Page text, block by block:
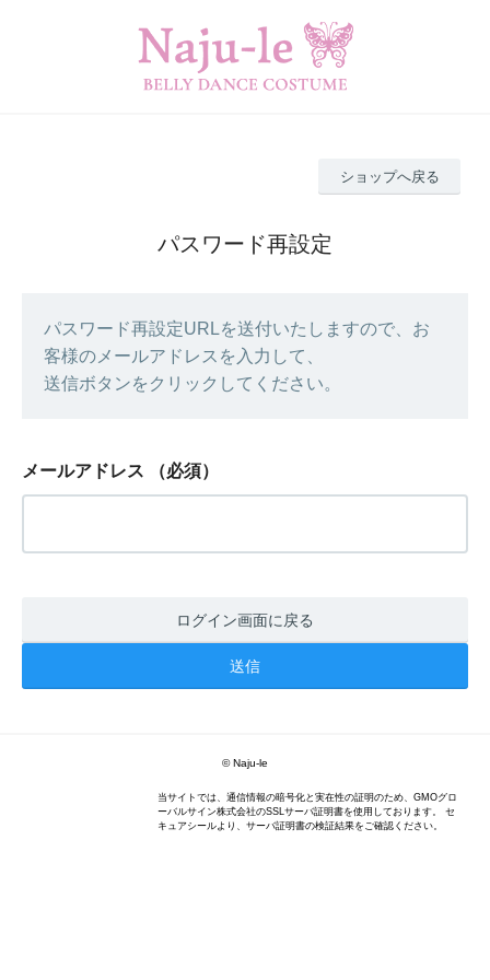
ショップへ戻る
パスワード再設定
パスワード再設定URLを送付いたしますので、お
客様のメールアドレスを入力して、
送信ボタンをクリックしてください。
メールアドレス （必須）
ログイン画面に戻る
© Naju-le
当サイトでは、通信情報の暗号化と実在性の証明のため、GMOグロ
ーバルサイン株式会社のSSLサーバ証明書を使用しております。 セ
キュアシールより、サーバ証明書の検証結果をご確認ください。